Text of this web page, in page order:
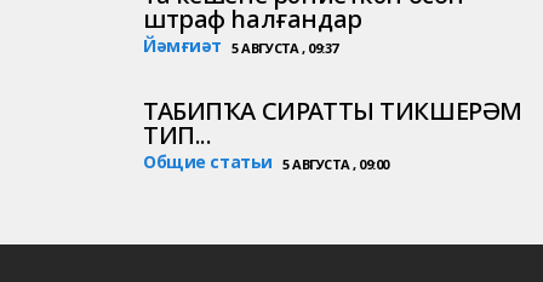
штраф һалғандар
Йәмғиәт 5 АВГУСТА , 09:37
ТАБИПҠА СИРАТТЫ ТИКШЕРӘМ
ТИП...
Общие статьи 5 АВГУСТА , 09:00